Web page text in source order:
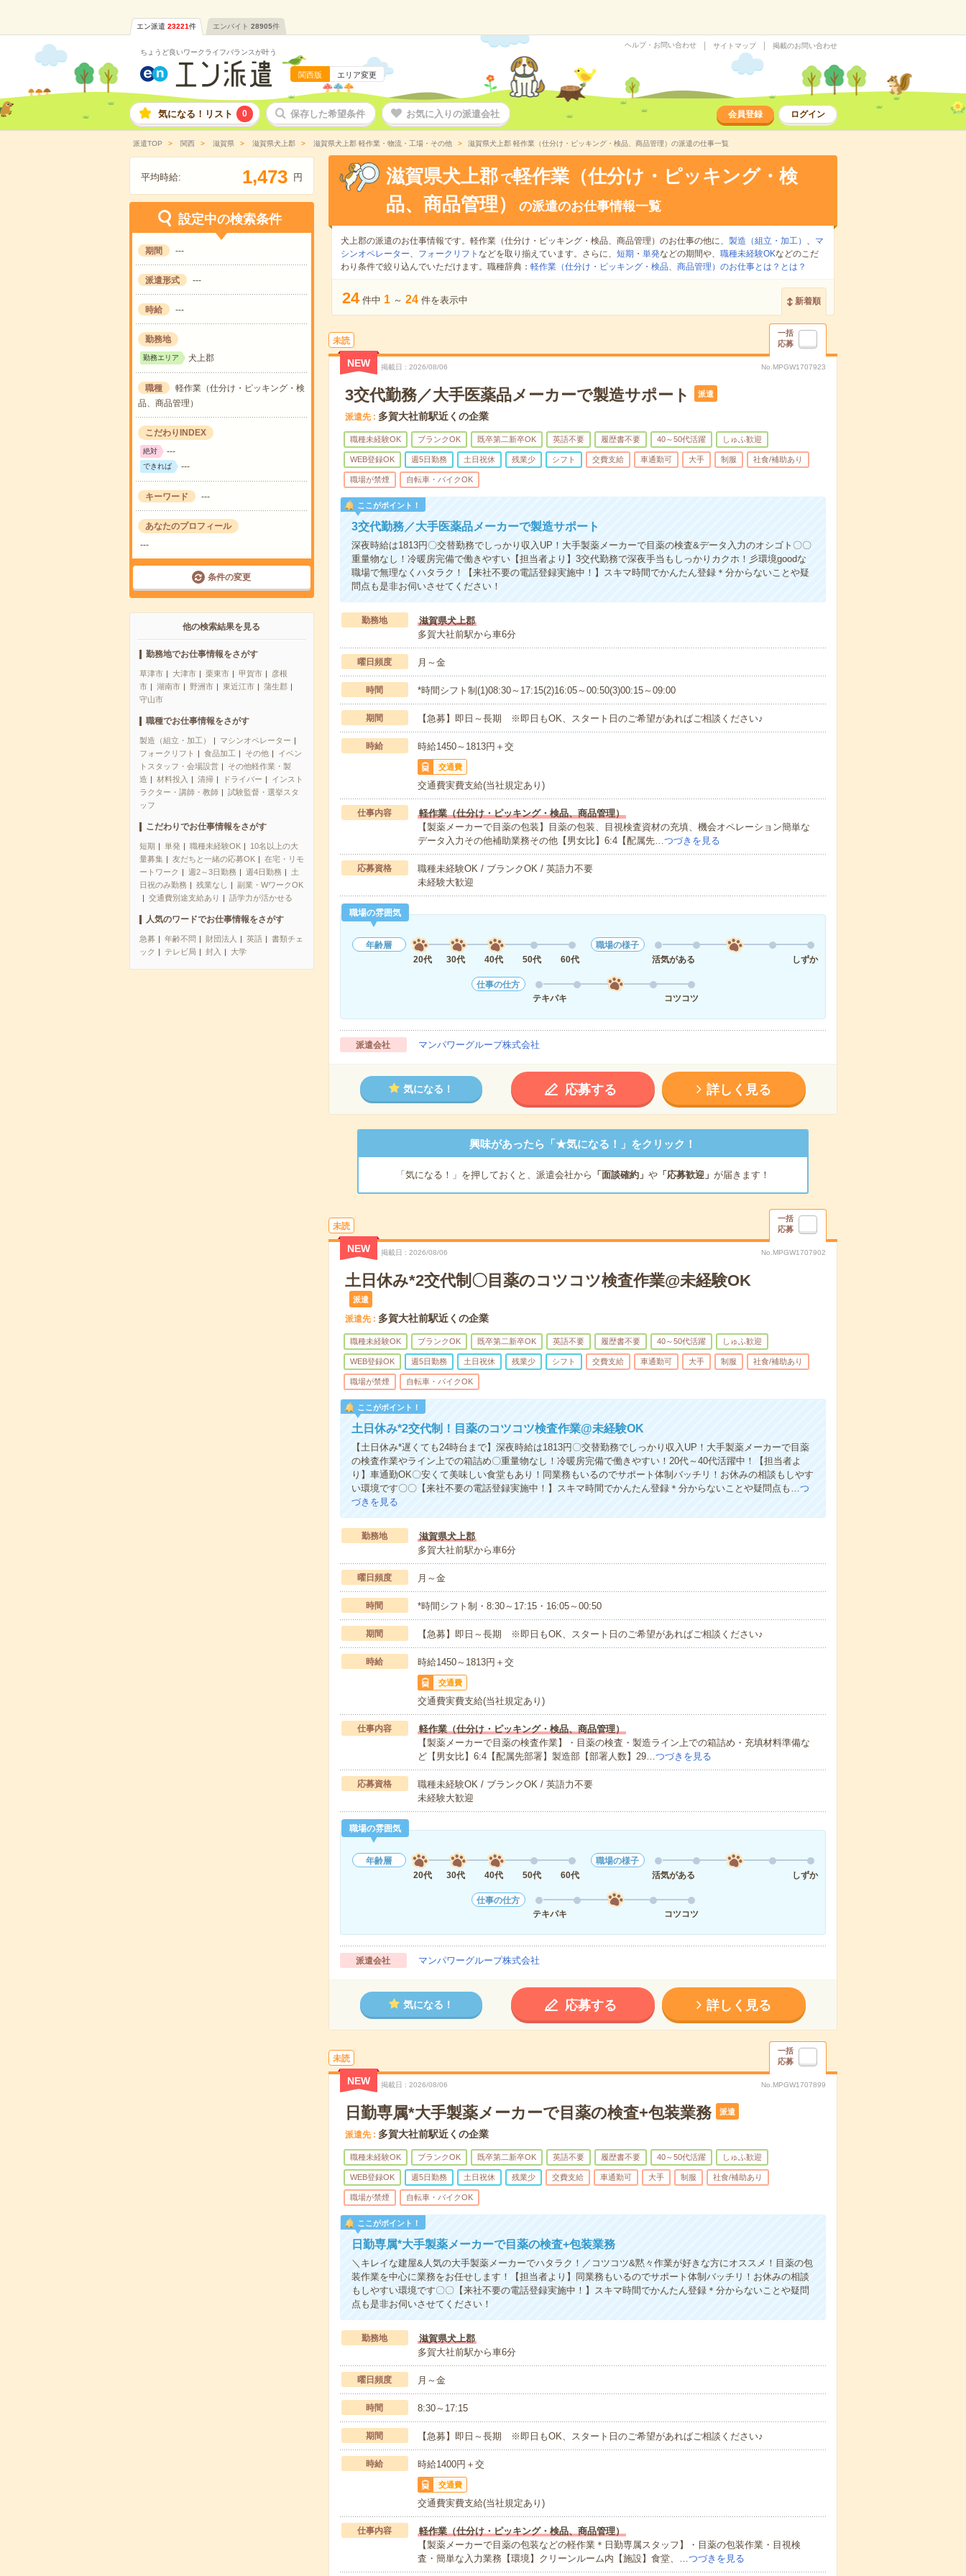
エン派遣 23221件 エンバイト 28905件
ちょうど良いワークライフバランスが叶う
関西版 エリア変更
ヘルプ・お問い合わせ サイトマップ 掲載のお問い合わせ
気になる！リスト 0 保存した希望条件 お気に入りの派遣会社 会員登録 ログイン
派遣TOP 関西 滋賀県 滋賀県犬上郡 滋賀県犬上郡 軽作業・物流・工場・その他 滋賀県犬上郡 軽作業（仕分け・ピッキング・検品、商品管理）の派遣の仕事一覧
平均時給: 1,473 円
設定中の検索条件
期間 ---
派遣形式 ---
時給 ---
勤務地
勤務エリア 犬上郡
職種
軽作業（仕分け・ピッキング・検
品、商品管理）
こだわりINDEX
絶対 ---
できれば ---
キーワード ---
あなたのプロフィール
---
条件の変更
他の検索結果を見る
勤務地でお仕事情報をさがす
草津市 大津市 栗東市 甲賀市
彦根
市
湖南市 野洲市 東近江市
蒲生郡
守山市
職種でお仕事情報をさがす
製造（組立・加工）
マシンオペレーター
フォークリフト
食品加工 その他
イベン
トスタッフ・会場設営
その他軽作業・製
造
材料投入 清掃 ドライバー
インスト
ラクター・講師・教師
試験監督・選挙スタ
ッフ
こだわりでお仕事情報をさがす
短期 単発 職種未経験OK
10名以上の大
量募集
友だちと一緒の応募OK
在宅・リモ
ートワーク
週2～3日勤務 週4日勤務
土
日祝のみ勤務
残業なし
副業・WワークOK
交通費別途支給あり
語学力が活かせる
人気のワードでお仕事情報をさがす
急募 年齢不問 財団法人 英語
書類チェ
ック
テレビ局 封入 大学
滋賀県犬上郡 で軽作業（仕分け・ピッキング・検
品、商品管理）
の派遣のお仕事情報一覧
犬上郡の派遣のお仕事情報です。軽作業（仕分け・ピッキング・検品、商品管理）のお仕事の他に、 製造（組立・加工） 、
マ
シンオペレーター、 フォークリフト などを取り揃えています。さらに、 短期 ・ 単発などの期間や、 職種未経験OKなどのこだ
わり条件で絞り込んでいただけます。職種辞典： 軽作業（仕分け・ピッキング・検品、商品管理）のお仕事とは？とは？
24 件中 1 ～ 24 件を表示中 新着順
未読
一括
応募
NEW 掲載日 2026/08/06 No.MPGW1707923
3交代勤務／大手医薬品メーカーで製造サポート 派遣
派遣先 多賀大社前駅近くの企業
職種未経験OK ブランクOK 既卒第二新卒OK 英語不要 履歴書不要 40～50代活躍 しゅふ歓迎
WEB登録OK 週5日勤務 土日祝休 残業少 シフト 交費支給 車通勤可 大手 制服 社食/補助あり
職場が禁煙 自転車・バイクOK
ここがポイント！
3交代勤務／大手医薬品メーカーで製造サポート
深夜時給は1813円〇交替勤務でしっかり収入UP！大手製薬メーカーで目薬の検査&データ入力のオシゴト〇〇
重量物なし！冷暖房完備で働きやすい【担当者より】3交代勤務で深夜手当もしっかりカクホ！彡環境goodな
職場で無理なくハタラク！【来社不要の電話登録実施中！】スキマ時間でかんたん登録＊分からないことや疑
問点も是非お伺いさせてください！
勤務地
滋賀県犬上郡
多賀大社前駅から車6分
曜日頻度 月～金
時間 *時間シフト制(1)08:30～17:15(2)16:05～00:50(3)00:15～09:00
期間 【急募】即日～長期 ※即日もOK、スタート日のご希望があればご相談ください♪
時給 時給1450～1813円＋交
交通費
交通費実費支給(当社規定あり)
仕事内容
軽作業（仕分け・ピッキング・検品、商品管理）
【製薬メーカーで目薬の包装】目薬の包装、目視検査資材の充填、機会オペレーション簡単な
データ入力その他補助業務その他【男女比】6:4【配属先…つづきを見る
応募資格
職種未経験OK / ブランクOK / 英語力不要
未経験大歓迎
職場の雰囲気
年齢層
20代
30代 40代 50代 60代
職場の様子
活気がある
しずか
仕事の仕方
テキパキ
コツコツ
派遣会社 マンパワーグループ株式会社
気になる！ 応募する 詳しく見る
興味があったら「★気になる！」をクリック！
「気になる！」を押しておくと、派遣会社から 「面談確約」 や「応募歓迎」 が届きます！
未読
一括
応募
NEW 掲載日 2026/08/06 No.MPGW1707902
土日休み*2交代制〇目薬のコツコツ検査作業@未経験OK
派遣
派遣先 多賀大社前駅近くの企業
職種未経験OK ブランクOK 既卒第二新卒OK 英語不要 履歴書不要 40～50代活躍 しゅふ歓迎
WEB登録OK 週5日勤務 土日祝休 残業少 シフト 交費支給 車通勤可 大手 制服 社食/補助あり
職場が禁煙 自転車・バイクOK
ここがポイント！
土日休み*2交代制！目薬のコツコツ検査作業@未経験OK
【土日休み*遅くても24時台まで】深夜時給は1813円〇交替勤務でしっかり収入UP！大手製薬メーカーで目薬
の検査作業やライン上での箱詰め〇重量物なし！冷暖房完備で働きやすい！20代～40代活躍中！【担当者よ
り】車通勤OK〇安くて美味しい食堂もあり！同業務もいるのでサポート体制バッチリ！お休みの相談もしやす
い環境です〇〇【来社不要の電話登録実施中！】スキマ時間でかんたん登録＊分からないことや疑問点も…つ
づきを見る
勤務地
滋賀県犬上郡
多賀大社前駅から車6分
曜日頻度 月～金
時間 *時間シフト制・8:30～17:15・16:05～00:50
期間 【急募】即日～長期 ※即日もOK、スタート日のご希望があればご相談ください♪
時給 時給1450～1813円＋交
交通費
交通費実費支給(当社規定あり)
仕事内容
軽作業（仕分け・ピッキング・検品、商品管理）
【製薬メーカーで目薬の検査作業】・目薬の検査・製造ライン上での箱詰め・充填材料準備な
ど【男女比】6:4【配属先部署】製造部【部署人数】29…つづきを見る
応募資格
職種未経験OK / ブランクOK / 英語力不要
未経験大歓迎
職場の雰囲気
年齢層
20代
30代 40代 50代 60代
職場の様子
活気がある
しずか
仕事の仕方
テキパキ
コツコツ
派遣会社 マンパワーグループ株式会社
気になる！ 応募する 詳しく見る
未読
一括
応募
NEW 掲載日 2026/08/06 No.MPGW1707899
日勤専属*大手製薬メーカーで目薬の検査+包装業務 派遣
派遣先 多賀大社前駅近くの企業
職種未経験OK ブランクOK 既卒第二新卒OK 英語不要 履歴書不要 40～50代活躍 しゅふ歓迎
WEB登録OK 週5日勤務 土日祝休 残業少 交費支給 車通勤可 大手 制服 社食/補助あり
職場が禁煙 自転車・バイクOK
ここがポイント！
日勤専属*大手製薬メーカーで目薬の検査+包装業務
＼キレイな建屋&人気の大手製薬メーカーでハタラク！／コツコツ&黙々作業が好きな方にオススメ！目薬の包
装作業を中心に業務をお任せします！【担当者より】同業務もいるのでサポート体制バッチリ！お休みの相談
もしやすい環境です〇〇【来社不要の電話登録実施中！】スキマ時間でかんたん登録＊分からないことや疑問
点も是非お伺いさせてください！
勤務地
滋賀県犬上郡
多賀大社前駅から車6分
曜日頻度 月～金
時間 8:30～17:15
期間 【急募】即日～長期 ※即日もOK、スタート日のご希望があればご相談ください♪
時給 時給1400円＋交
交通費
交通費実費支給(当社規定あり)
仕事内容
軽作業（仕分け・ピッキング・検品、商品管理）
【製薬メーカーで目薬の包装などの軽作業＊日勤専属スタッフ】・目薬の包装作業・目視検
査・簡単な入力業務【環境】クリーンルーム内【施設】食堂、…つづきを見る